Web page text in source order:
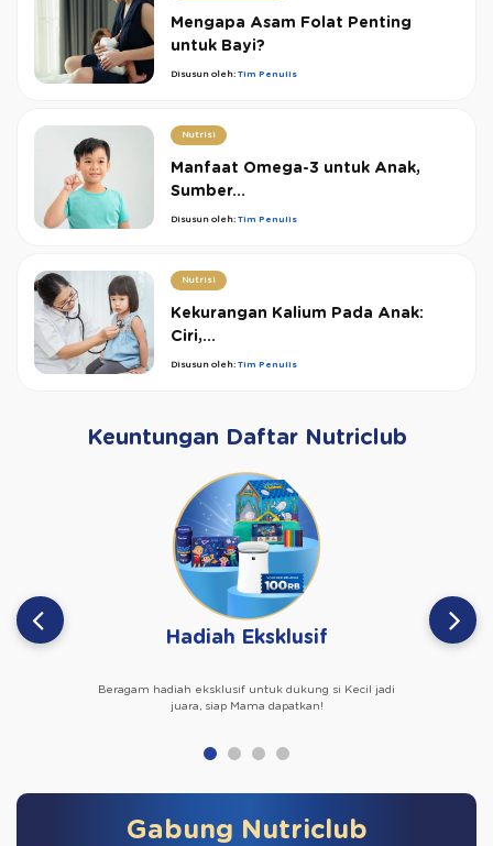
Mengapa Asam Folat Penting
untuk Bayi?
Disusun oleh: Tim Penulis
Nutrisi
Manfaat Omega-3 untuk Anak,
Sumber...
Disusun oleh: Tim Penulis
Nutrisi
Kekurangan Kalium Pada Anak:
Ciri,...
Disusun oleh: Tim Penulis
Keuntungan Daftar Nutriclub
Hadiah Eksklusif
Beragam hadiah eksklusif untuk dukung si Kecil jadi
juara, siap Mama dapatkan!
Gabung Nutriclub